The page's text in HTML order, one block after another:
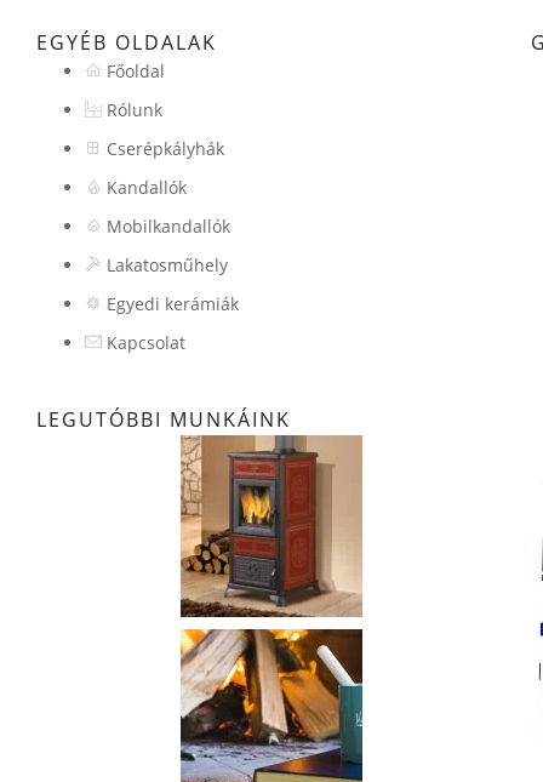
EGYÉB OLDALAK
Főoldal
Rólunk
Cserépkályhák
Kandallók
Mobilkandallók
Lakatosműhely
Egyedi kerámiák
Kapcsolat
LEGUTÓBBI MUNKÁINK